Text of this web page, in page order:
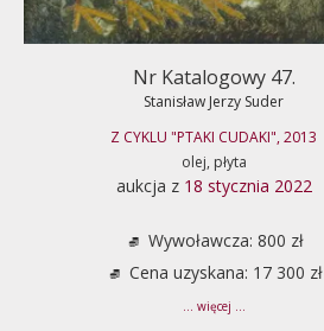
Nr Katalogowy 47.
Stanisław Jerzy Suder
Z CYKLU "PTAKI CUDAKI", 2013
olej, płyta
aukcja z 18 stycznia 2022
Wywoławcza: 800 zł
Cena uzyskana: 17 300 zł
... więcej ...